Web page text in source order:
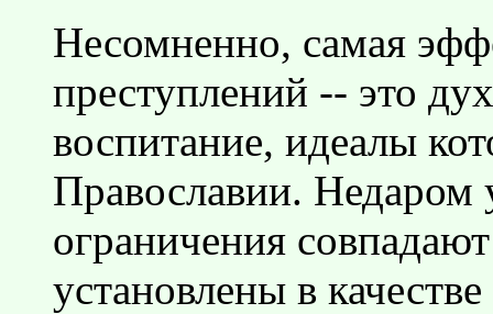
Несомненно, самая
преступлений -- это
воспитание, идеалы
Православии. Недаром
ограничения
установлены в качестве